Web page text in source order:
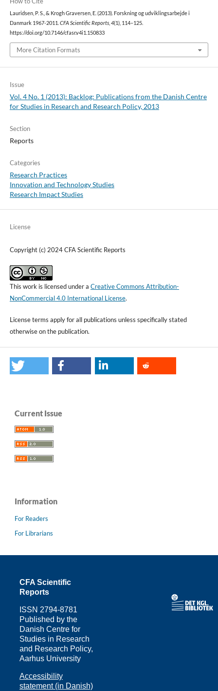
Lauridsen, P. S., & Krogh Graversen, E. (2013). Forskning og udviklingsarbejde i
Danmark 1967-2011. CFA Scientific Reports, 4(1), 114–125.
https://doi.org/10.7146/cfasr.v4i1.150833
More Citation Formats
Issue
Vol. 4 No. 1 (2013): Backlog: Publications from the Danish Centre
for Studies in Research and Research Policy, 2013
Section
Reports
Categories
Research Practices
Innovation and Technology Studies
Research Impact Studies
License
Copyright (c) 2024 CFA Scientific Reports
This work is licensed under a Creative Commons Attribution-
NonCommercial 4.0 International License.
License terms apply for all publications unless specifically stated
otherwise on the publication.
Current Issue
Information
For Readers
For Librarians
CFA Scientific
Reports
ISSN 2794-8781
Published by the
Danish Centre for
Studies in Research
and Research Policy,
Aarhus University
Accessibility
statement (in Danish)